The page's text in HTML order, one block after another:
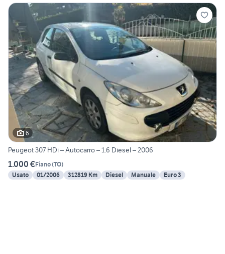
6
Peugeot 307 HDi – Autocarro – 1.6 Diesel – 2006
1.000 €Fiano(TO)
Usato
01/2006 312819 Km Diesel Manuale Euro 3